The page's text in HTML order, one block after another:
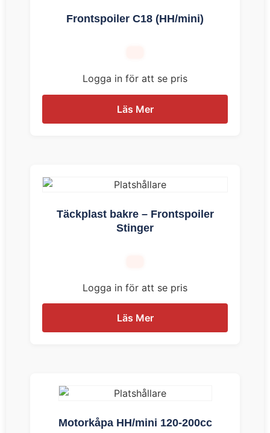
Frontspoiler C18 (HH/mini)
Logga in för att se pris
Läs Mer
Täckplast bakre – Frontspoiler
Stinger
Logga in för att se pris
Läs Mer
Motorkåpa HH/mini 120-200cc